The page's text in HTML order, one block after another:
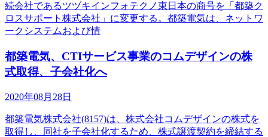
続会社であるツヅキインフォテクノ東日本の商号を「都築ク
ロスサポート株式会社」に変更する。都築電気は、ネットワ
ークシステムおよび情
都築電気、CTIサービス事業のコムデザインの株
式取得、子会社化へ
2020年08月28日
都築電気株式会社(8157)は、株式会社コムデザインの株式を
取得し、同社を子会社化するため、株式譲渡契約を締結する